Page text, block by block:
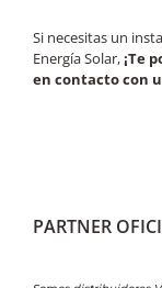
Si necesitas un
Energía Solar,¡Te
en contacto con
PARTNER